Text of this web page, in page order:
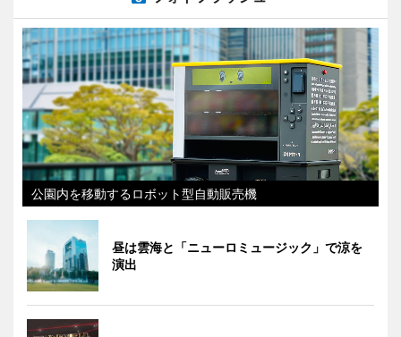
公園内を移動するロボット型自動販売機
昼は雲海と「ニューロミュージック」で涼を
演出